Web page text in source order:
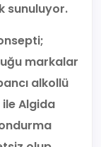
sunuluyor.
markalar
alkollü
Algida